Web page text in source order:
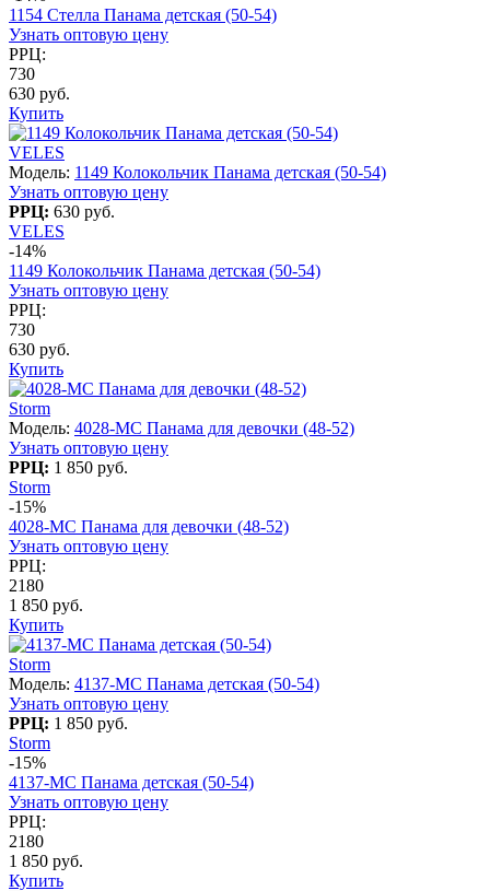
1154 Стелла Панама детская (50-54)
Узнать оптовую цену
РРЦ:
730
630 руб.
Купить
VELES
Модель: 1149 Колокольчик Панама детская (50-54)
Узнать оптовую цену
РРЦ: 630 руб.
VELES
-14%
1149 Колокольчик Панама детская (50-54)
Узнать оптовую цену
РРЦ:
730
630 руб.
Купить
Storm
Модель: 4028-МC Панама для девочки (48-52)
Узнать оптовую цену
РРЦ: 1 850 руб.
Storm
-15%
4028-МC Панама для девочки (48-52)
Узнать оптовую цену
РРЦ:
2180
1 850 руб.
Купить
Storm
Модель: 4137-МС Панама детская (50-54)
Узнать оптовую цену
РРЦ: 1 850 руб.
Storm
-15%
4137-МС Панама детская (50-54)
Узнать оптовую цену
РРЦ:
2180
1 850 руб.
Купить